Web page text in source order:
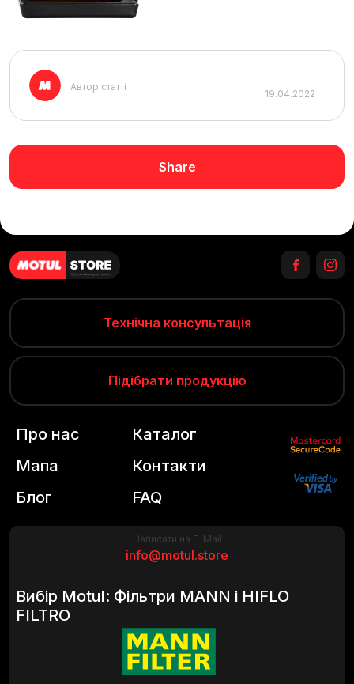
Share
Автор статті
19.04.2022
Технічна консультація
Підібрати продукцію
Написати на E-Mail
info@motul.store
Вибір Motul: Фільтри MANN і HIFLO
FILTRO
Про нас
Мапа
Блог
Каталог
Контакти
FAQ